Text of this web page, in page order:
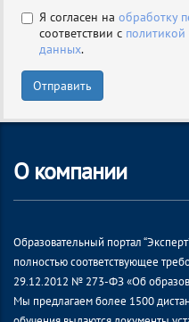
Я согласен на обработку
соответствии с
данных.
Отправить
О компании
Образовательный портал
полностью соответствующее
29.12.2012 № 273-ФЗ «Об
Мы предлагаем более 1500